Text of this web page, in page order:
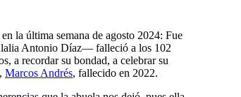
la última semana de agosto 2024: Fue
Antonio Díaz— falleció a los 102
a recordar su bondad, a celebrar su
Marcos Andrés, fallecido en 2022.